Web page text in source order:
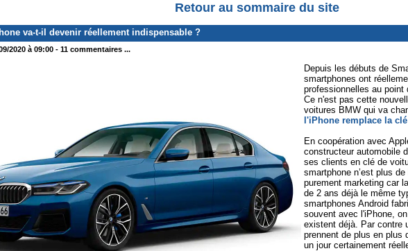
Retour au sommaire du site
va-t-il devenir réellement indispensable ?
2020 à 09:00 - 11 commentaires ...
Depuis les débuts de
smartphones ont
professionnelles au point
Ce n'est pas cette
voitures BMW qui va
l'iPhone remplace la
En coopération avec
constructeur automobile
ses clients en clé de
smartphone n’est plus
purement marketing car
de 2 ans déjà le même
smartphones Android
souvent avec l'iPhone,
existent déjà. Par contre
prennent de plus en plus
un jour certainement